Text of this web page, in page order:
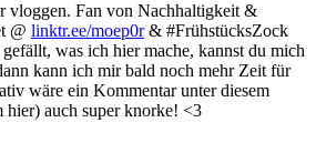
vloggen. Fan von Nachhaltigkeit &
@ linktr.ee/moep0r& #FrühstücksZock
was ich hier mache, kannst du mich
kann ich mir bald noch mehr Zeit für
wäre ein Kommentar unter diesem
hier) auch super knorke! <3